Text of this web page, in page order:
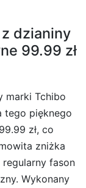
dzianiny
99.99 zł
marki Tchibo
tego pięknego
zł, co
zniżka
regularny fason
Wykonany